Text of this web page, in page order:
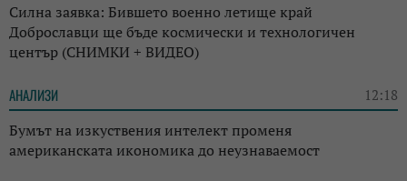
Силна заявка: Бившето военно летище край
Доброславци ще бъде космически и технологичен
център (СНИМКИ + ВИДЕО)
АНАЛИЗИ 12:18
Бумът на изкуствения интелект променя
американската икономика до неузнаваемост